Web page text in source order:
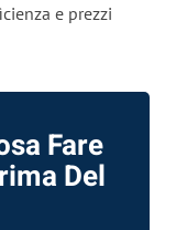
e prezzi
Fare
Del